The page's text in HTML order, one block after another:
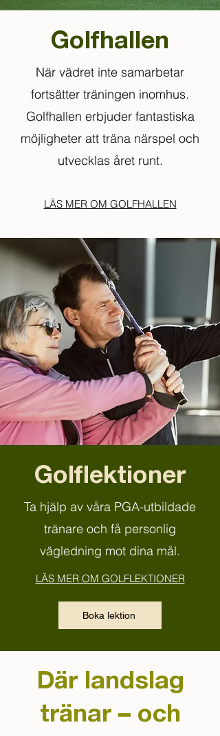
Golfhallen
När vädret inte samarbetar
fortsätter träningen inomhus.
Golfhallen erbjuder fantastiska
möjligheter att träna närspel och
utvecklas året runt.
LÄS MER OM GOLFHALLEN
Golflektioner
Ta hjälp av våra PGA-utbildade
tränare och få personlig
vägledning mot dina mål.
LÄS MER OM GOLFLEKTIONER
Boka lektion
Där landslag
tränar – och